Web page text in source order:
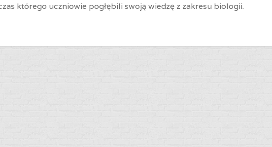
którego uczniowie pogłębili swoją wiedzę z zakresu biologii.